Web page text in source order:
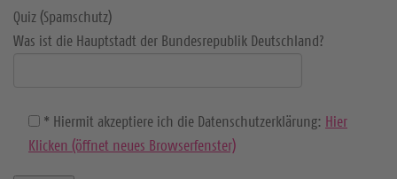
Quiz (Spamschutz)
Was ist die Hauptstadt der Bundesrepublik Deutschland?
* Hiermit akzeptiere ich die Datenschutzerklärung: Hier
Klicken (öffnet neues Browserfenster)